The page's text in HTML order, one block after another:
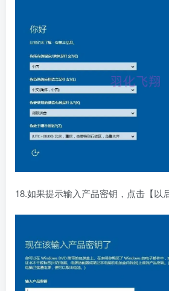
18.如果提示输入产品密钥，点击【以